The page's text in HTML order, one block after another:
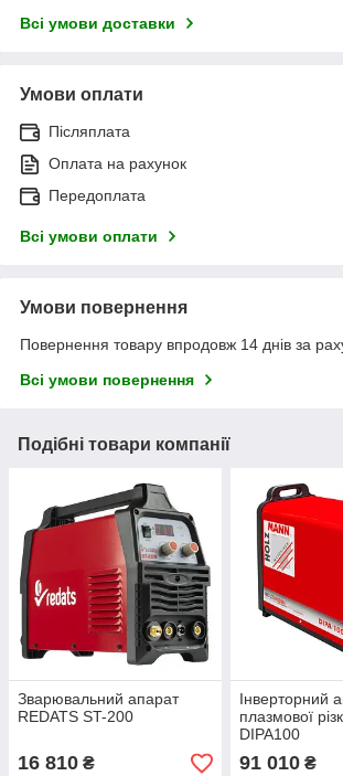
Всі умови доставки
Умови оплати
Післяплата
Оплата на рахунок
Передоплата
Всі умови оплати
Умови повернення
Повернення товару впродовж 14 днів за
Всі умови повернення
Подібні товари компанії
Зварювальний апарат
REDATS ST-200
16 810 ₴
Інверторний
плазмової
DIPA100
91 010₴